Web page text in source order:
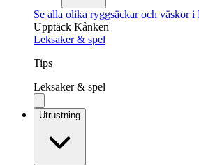
Se alla olika ryggsäckar och väskor i
Upptäck Kånken
Leksaker & spel
Tips
Leksaker & spel
Utrustning